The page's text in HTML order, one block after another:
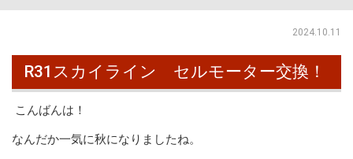
2024.10.11
R31スカイライン セルモーター交換！
こんばんは！
なんだか一気に秋になりましたね。